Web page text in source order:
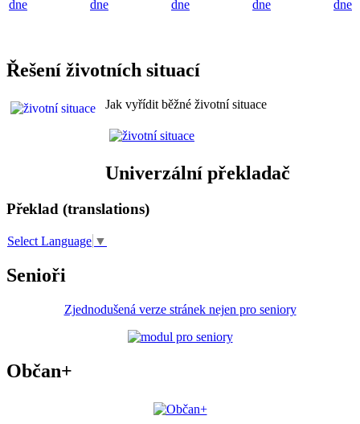
dne
dne
dne
dne
dne
Řešení životních situací
Jak vyřídit běžné životní situace
Univerzální překladač
Překlad (translations)
Select Language ▼
Senioři
Zjednodušená verze stránek nejen pro seniory
Občan+